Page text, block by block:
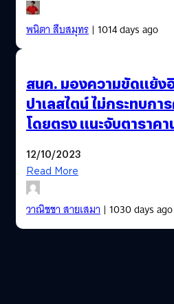
พนิตา สืบสมุทร| 1014 days ago
สนค. มองความขัดแย้ง
ปาเลสไตน์ ไม่กระทบกา
โดยตรง แนะจับตาราค
12/10/2023
Read More
วาณิชชา สายเสมา| 1030 days ago